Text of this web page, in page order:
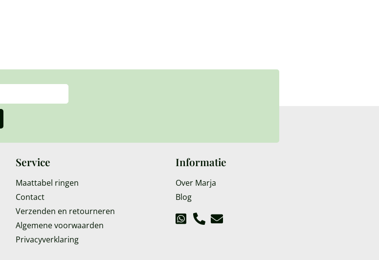
Service
Maattabel ringen
Contact
Verzenden en retourneren
Algemene voorwaarden
Privacyverklaring
Informatie
Over Marja
Blog